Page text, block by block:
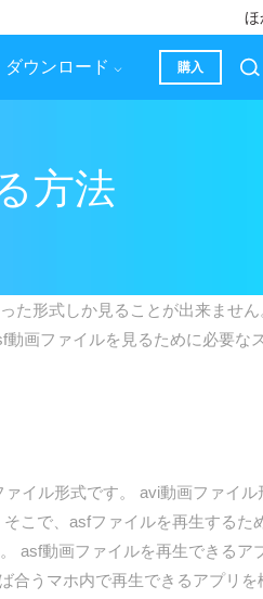
ほ
ダウンロード 購入
方法
た形式しか見ることが出来ません
画ファイルを見るために必要な
イル形式です。 avi動画ファイル
こで、asfファイルを再生するた
asf動画ファイルを再生できるア
合うマホ内で再生できるアプリを